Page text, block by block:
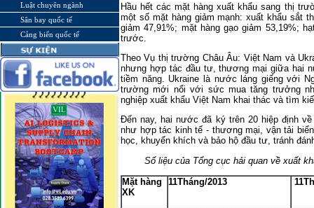
Luật chuyên ngành
Sân bay quốc tế
Cảng biển quốc tế
Hầu hết các mặt hàng xuất khẩu sang thị
một số mặt hàng giảm mạnh: xuất khẩu sắt
giảm 47,91%; mặt hàng gạo giảm 53,19%;
trước.
Theo Vụ thị trường Châu Âu: Việt Nam và
nhưng hợp tác đầu tư, thương mại giữa hai
tiềm năng. Ukraine là nước láng giếng với
trường mới nổi với sức mua tăng trưởng
nghiệp xuất khẩu Việt Nam khai thác và tìm
Đến nay, hai nước đã ký trên 20 hiệp định
như hợp tác kinh tế - thương mại, vận tải
học, khuyến khích và bảo hộ đầu tư, tránh
Số liệu của Tổng cục hải quan về xuất
Mặt hàng
XK
11Tháng/2013 11